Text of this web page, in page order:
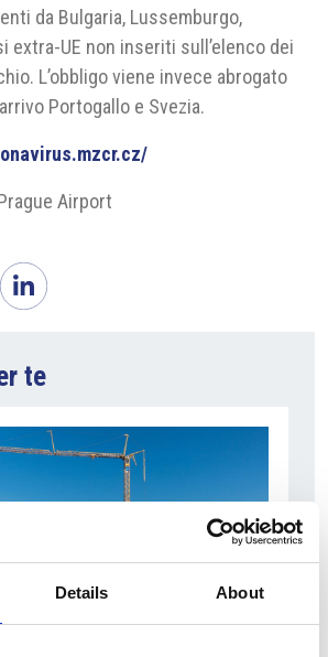
Details About
da Bulgaria, Lussemburgo,
extra-UE non inseriti sull’elenco dei
L’obbligo viene invece abrogato
Portogallo e Svezia.
Airport
te